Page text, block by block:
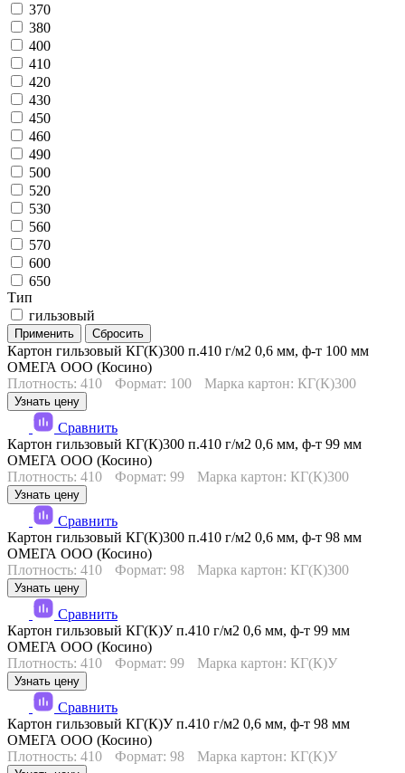
370
380
400
410
420
430
450
460
490
500
520
530
560
570
600
650
Тип
гильзовый
Картон гильзовый КГ(К)300 п.410 г/м2 0,6 мм, ф-т 100 мм
ОМЕГА ООО (Косино)
Плотность: 410
Формат: 100 Марка картон: КГ(К)300
Узнать цену
Сравнить
Картон гильзовый КГ(К)300 п.410 г/м2 0,6 мм, ф-т 99 мм
ОМЕГА ООО (Косино)
Плотность: 410
Формат: 99 Марка картон: КГ(К)300
Узнать цену
Сравнить
Картон гильзовый КГ(К)300 п.410 г/м2 0,6 мм, ф-т 98 мм
ОМЕГА ООО (Косино)
Плотность: 410
Формат: 98 Марка картон: КГ(К)300
Узнать цену
Сравнить
Картон гильзовый КГ(К)У п.410 г/м2 0,6 мм, ф-т 99 мм
ОМЕГА ООО (Косино)
Плотность: 410
Формат: 99 Марка картон: КГ(К)У
Узнать цену
Сравнить
Картон гильзовый КГ(К)У п.410 г/м2 0,6 мм, ф-т 98 мм
ОМЕГА ООО (Косино)
Плотность: 410
Формат: 98 Марка картон: КГ(К)У